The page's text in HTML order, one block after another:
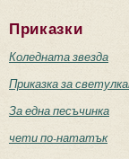
Приказки
Коледната звезда
Приказка за
За една песъчинка
чети по-нататък